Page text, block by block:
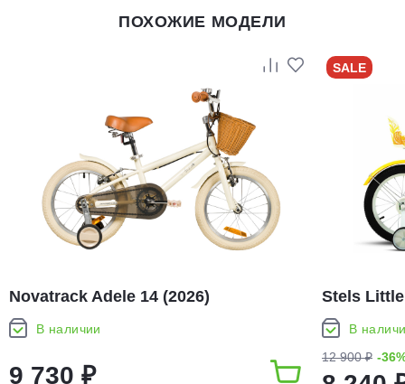
ПОХОЖИЕ МОДЕЛИ
Novatrack Adele 14 (2026)
В наличии
9 730 ₽
SALE
Stels
В
12 900 ₽ -